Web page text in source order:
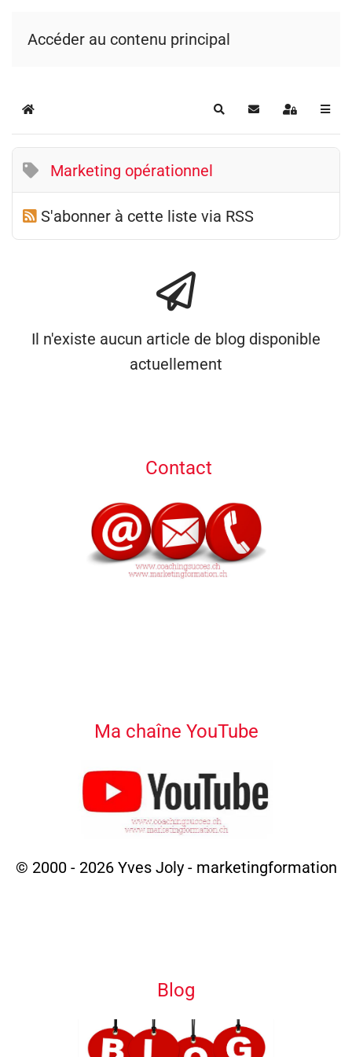
Accéder au contenu principal
Home RechercherS'abonner au blog
Se
Marketing opérationnel
S'abonner à cette liste via RSS
Il n'existe aucun article de blog disponible
actuellement
Contact
Ma chaîne YouTube
© 2000 - 2026 Yves Joly - marketingformation
Blog